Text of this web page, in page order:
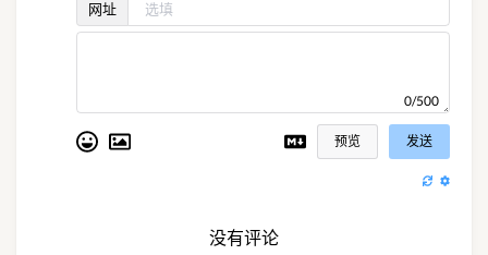
网址
0/500
预览 发送
没有评论